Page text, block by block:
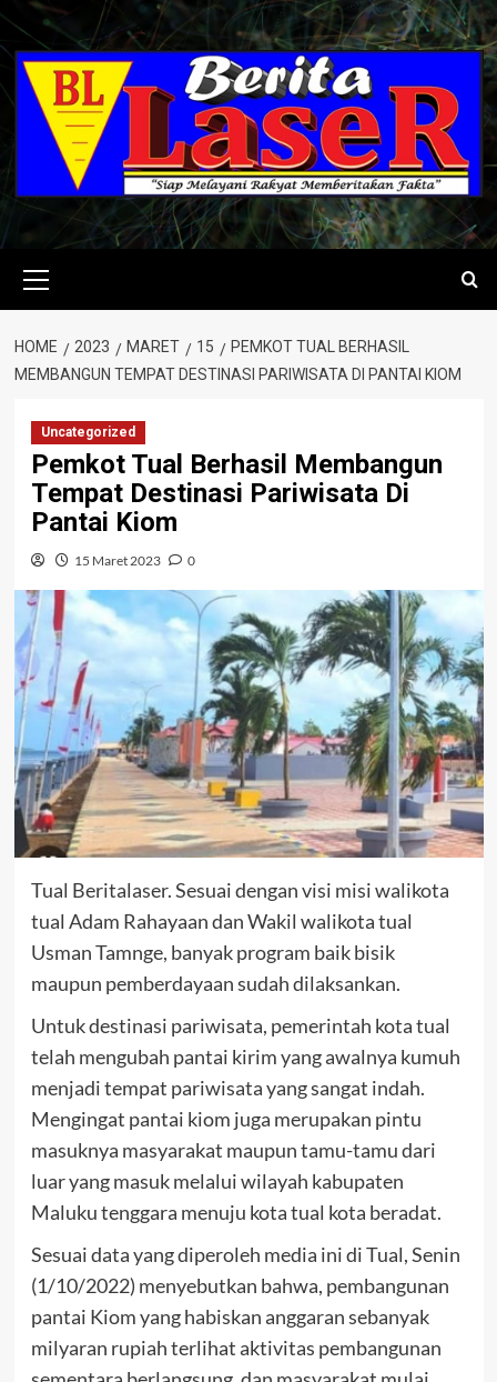
Skip
to
content
Menu
HOME 2023 MARET 15
PEMKOT TUAL BERHASIL
MEMBANGUN TEMPAT DESTINASI PARIWISATA DI PANTAI KIOM
Uncategorized
Pemkot Tual Berhasil Membangun
Tempat Destinasi Pariwisata Di
Pantai Kiom
15 Maret 2023 0
Tual Beritalaser. Sesuai dengan visi misi walikota
tual Adam Rahayaan dan Wakil walikota tual
Usman Tamnge, banyak program baik bisik
maupun pemberdayaan sudah dilaksankan.
Untuk destinasi pariwisata, pemerintah kota tual
telah mengubah pantai kirim yang awalnya kumuh
menjadi tempat pariwisata yang sangat indah.
Mengingat pantai kiom juga merupakan pintu
masuknya masyarakat maupun tamu-tamu dari
luar yang masuk melalui wilayah kabupaten
Maluku tenggara menuju kota tual kota beradat.
Sesuai data yang diperoleh media ini di Tual, Senin
(1/10/2022) menyebutkan bahwa, pembangunan
pantai Kiom yang habiskan anggaran sebanyak
milyaran rupiah terlihat aktivitas pembangunan